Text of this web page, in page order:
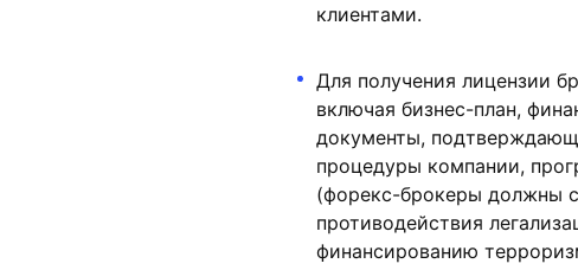
клиентами.
Для получения лицензии
включая бизнес-план,
документы,
процедуры компании,
(форекс-брокеры должны
противодействия
финансированию